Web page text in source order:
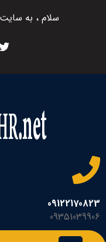
سلام ، به
09122170823
09351039906